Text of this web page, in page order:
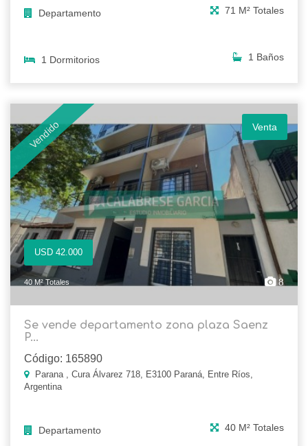
Departamento 71 M² Totales
1 Dormitorios 1 Baños
Vendido Venta
USD 42.000
40 M² Totales 8
Se vende departamento zona plaza Saenz
P...
Código: 165890
Parana , Cura Álvarez 718, E3100 Paraná, Entre Ríos,
Argentina
Departamento 40 M² Totales